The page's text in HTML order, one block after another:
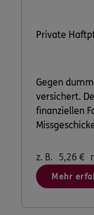
Private
Gegen
versichert.
finanziellen
z. B. 5,26 €
Mehr